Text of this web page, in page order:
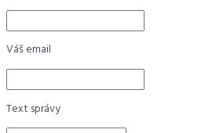
Váš email
Text správy